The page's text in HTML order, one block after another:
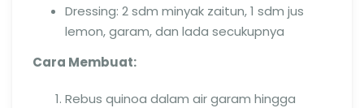
Dressing: 2 sdm minyak zaitun, 1 sdm jus
lemon, garam, dan lada secukupnya
Cara Membuat:
Rebus quinoa dalam air garam hingga